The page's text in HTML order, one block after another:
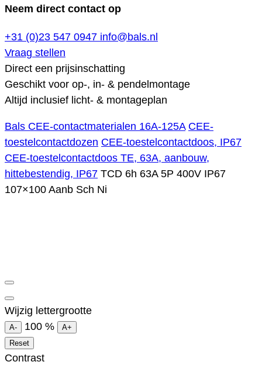
Neem direct contact op
+31 (0)23 547 0947 info@bals.nl
Vraag stellen
Direct een prijsinschatting
Geschikt voor op-, in- & pendelmontage
Altijd inclusief licht- & montageplan
Bals CEE-contactmaterialen 16A-125A CEE-
toestelcontactdozen CEE-toestelcontactdoos, IP67
CEE-toestelcontactdoos TE, 63A, aanbouw,
hittebestendig, IP67 TCD 6h 63A 5P 400V IP67
107×100 Aanb Sch Ni
Wijzig lettergrootte
A- 100 %
A+
Reset
Contrast